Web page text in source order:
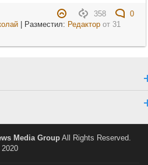
358
0
| Разместил: Редакторот 31
Media Group All Rights Reserved.